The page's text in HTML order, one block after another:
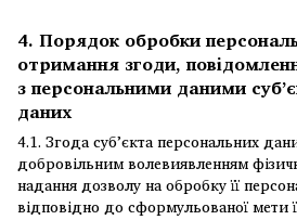
4. Порядок обробки
отримання згоди,
з персональними даними
даних
4.1. Згода суб’єкта персональних
добровільним волевиявленням
надання дозволу на обробку її
відповідно до сформульованої мети